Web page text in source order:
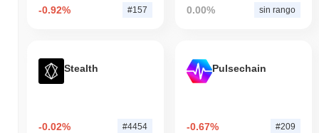
-0.92% #157 0.00% sin rango
Stealth
-0.02% #4454
Pulsechain
-0.67% #209